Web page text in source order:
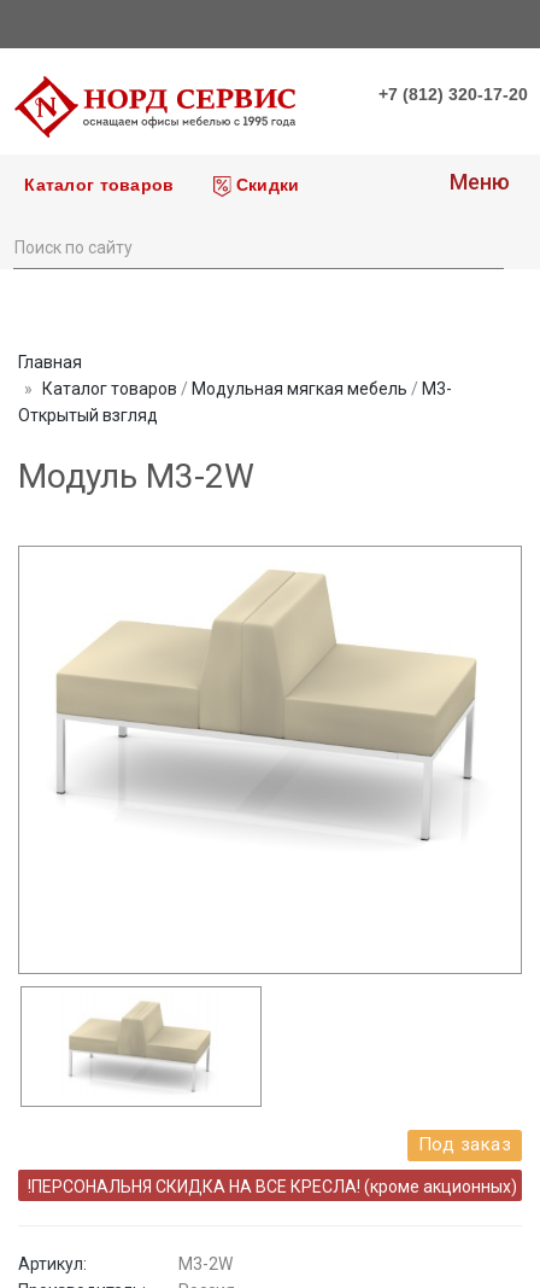
+7 (812) 320-17-20
Каталог товаров Скидки Меню
Главная
Каталог товаров / Модульная мягкая мебель / М3-
Открытый взгляд
Модуль M3-2W
Под заказ
!ПЕРСОНАЛЬНЯ СКИДКА НА ВСЕ КРЕСЛА! (кроме акционных)
Артикул:
M3-2W